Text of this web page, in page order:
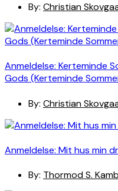
By: Christian
Anmeldelse: Kerteminde
Gods (Kerteminde
By: Christian
Anmeldelse: Mit hus min
By: Thormod S.